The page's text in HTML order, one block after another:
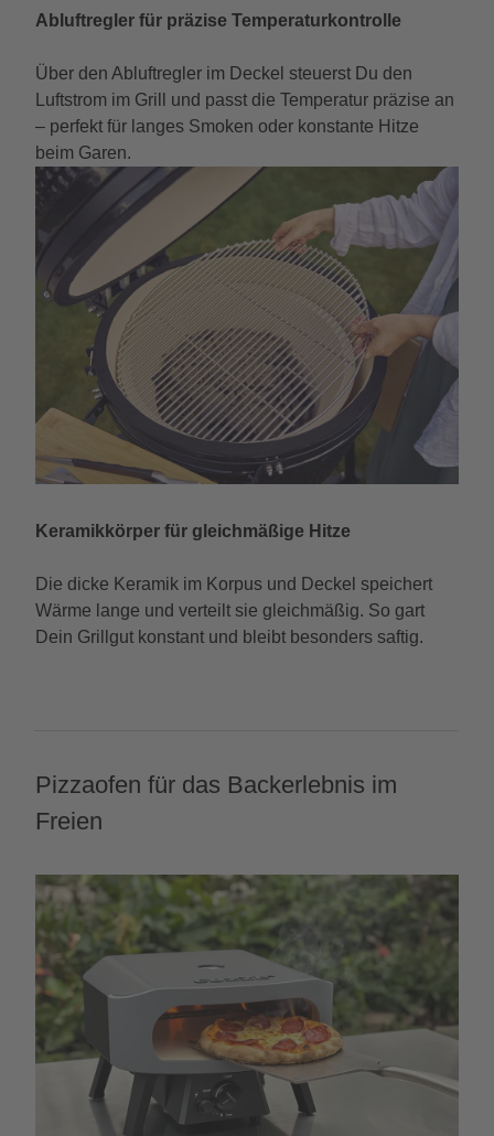
Abluftregler für präzise Temperaturkontrolle
Über den Abluftregler im Deckel steuerst Du den
Luftstrom im Grill und passt die Temperatur präzise an
– perfekt für langes Smoken oder konstante Hitze
beim Garen.
Keramikkörper für gleichmäßige Hitze
Die dicke Keramik im Korpus und Deckel speichert
Wärme lange und verteilt sie gleichmäßig. So gart
Dein Grillgut konstant und bleibt besonders saftig.
Pizzaofen für das Backerlebnis im
Freien